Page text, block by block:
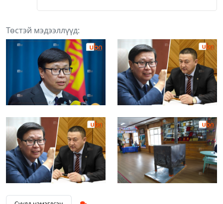
Төстэй мэдээллүүд: